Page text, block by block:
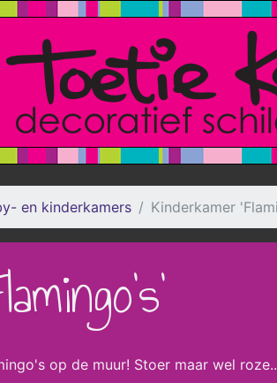
en kinderkamers Kinderkamer
op de muur! Stoer maar wel